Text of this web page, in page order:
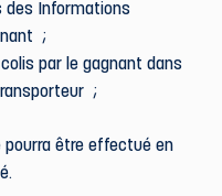
des Informations
;
par le gagnant dans
;
pourra être effectué en